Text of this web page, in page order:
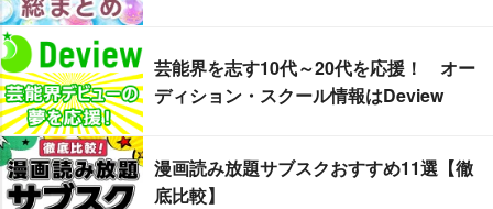
芸能界を志す10代～20代を応援！ オー
ディション・スクール情報はDeview
漫画読み放題サブスクおすすめ11選【徹
底比較】